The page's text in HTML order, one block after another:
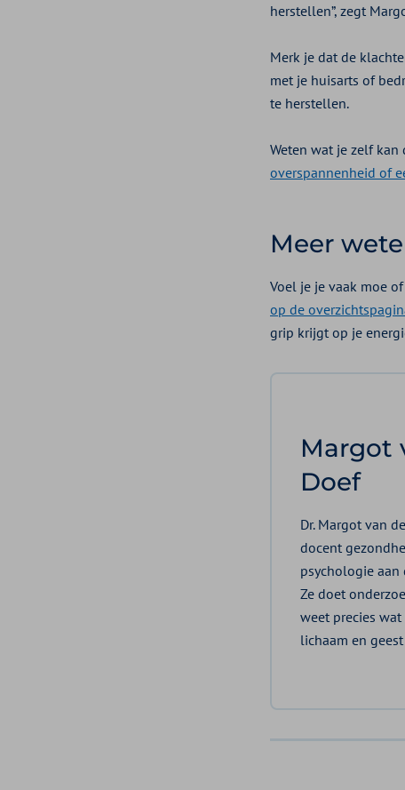
herstellen”, zegt
Merk je dat de
met je huisarts of
te herstellen.
Weten wat je zelf
overspannenheid of
Meer
Voel je je vaak moe
op de
grip krijgt op je
Margot
Doef
Dr. Margot van
docent
psychologie aan
Ze doet
weet precies
lichaam en